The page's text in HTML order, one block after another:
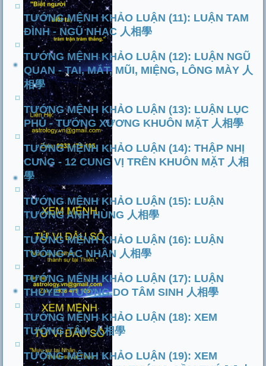
TƯỚNG MỆNH KHẢO LUẬN (11): LUẬN TAM
ĐÌNH - NGŨ NHẠC 人相學
TƯỚNG MỆNH KHẢO LUẬN (12): LUẬN NGŨ
QUAN - TAI, MẮT, MŨI, MIỆNG, LÔNG MÀY 人
相學
TƯỚNG MỆNH KHẢO LUẬN (13): LUẬN LỤC
PHỦ - TƯỚNG XƯƠNG KHUÔN MẶT 人相學
TƯỚNG MỆNH KHẢO LUẬN (14): THẬP NHỊ
CUNG - 12 CUNG VỊ TRÊN KHUÔN MẶT 人相
學
TƯỚNG MỆNH KHẢO LUẬN (15): LUẬN
TƯỚNG ANH HÙNG 人相學
TƯỚNG MỆNH KHẢO LUẬN (16): LUẬN
TƯỚNG ÁC NHÂN 人相學
TƯỚNG MỆNH KHẢO LUẬN (17): LUẬN
THUYẾT TƯỚNG DO TÂM SINH 人相學
TƯỚNG MỆNH KHẢO LUẬN (18): XEM
TƯỚNG TÂM 人相學
TƯỚNG MỆNH KHẢO LUẬN (19): XEM